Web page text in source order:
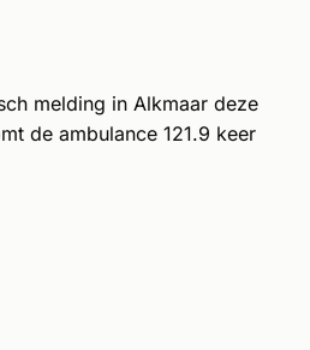
melding in Alkmaar deze
de ambulance 121.9 keer